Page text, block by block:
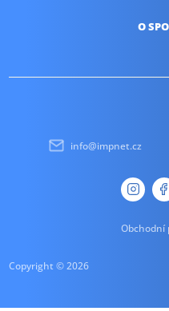
O
info@impnet.cz
Obchodní
Copyright © 2026